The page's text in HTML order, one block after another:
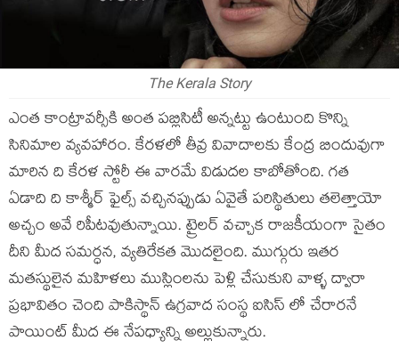
The Kerala Story
ఎంత కాంట్రావర్సీకి అంత పబ్లిసిటీ అన్నట్టు ఉంటుంది కొన్ని
సినిమాల వ్యవహారం. కేరళలో తీవ్ర వివాదాలకు కేంద్ర బిందువుగా
మారిన ది కేరళ స్టోరీ ఈ వారమే విడుదల కాబోతోంది. గత
ఏడాది ది కాశ్మీర్ ఫైల్స్ వచ్చినప్పుడు ఏవైతే పరిస్థితులు తలెత్తాయో
అచ్చం అవే రిపీటవుతున్నాయి. ట్రైలర్ వచ్చాక రాజకీయంగా సైతం
దీని మీద సమర్ధన, వ్యతిరేకత మొదలైంది. ముగ్గురు ఇతర
మతస్థులైన మహిళలు ముస్లింలను పెళ్లి చేసుకుని వాళ్ళ ద్వారా
ప్రభావితం చెంది పాకిస్థాన్ ఉగ్రవాద సంస్థ ఐసిస్ లో చేరారనే
పాయింట్ మీద ఈ నేపధ్యాన్ని అల్లుకున్నారు.